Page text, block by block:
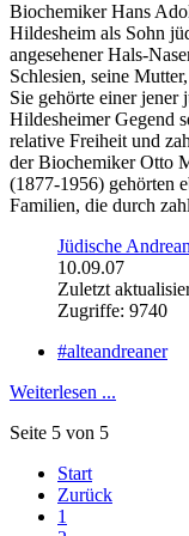
Biochemiker Hans
Hildesheim als Sohn
angesehener Hals-
Schlesien, seine
Sie gehörte einer jener
Hildesheimer Gegend
relative Freiheit und
der Biochemiker Otto
(1877-1956) gehörten
Familien, die durch
Jüdische
10.09.07
Zuletzt
Zugriffe: 9740
#alteandreaner
Weiterlesen ...
Seite 5 von 5
Start
Zurück
1